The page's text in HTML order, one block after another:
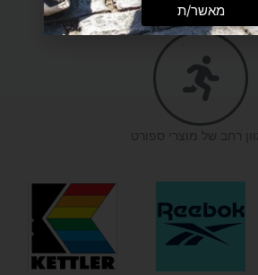
מענה אישי ומקצועי
רחב של מוצרי ספורט
מאשר/ת